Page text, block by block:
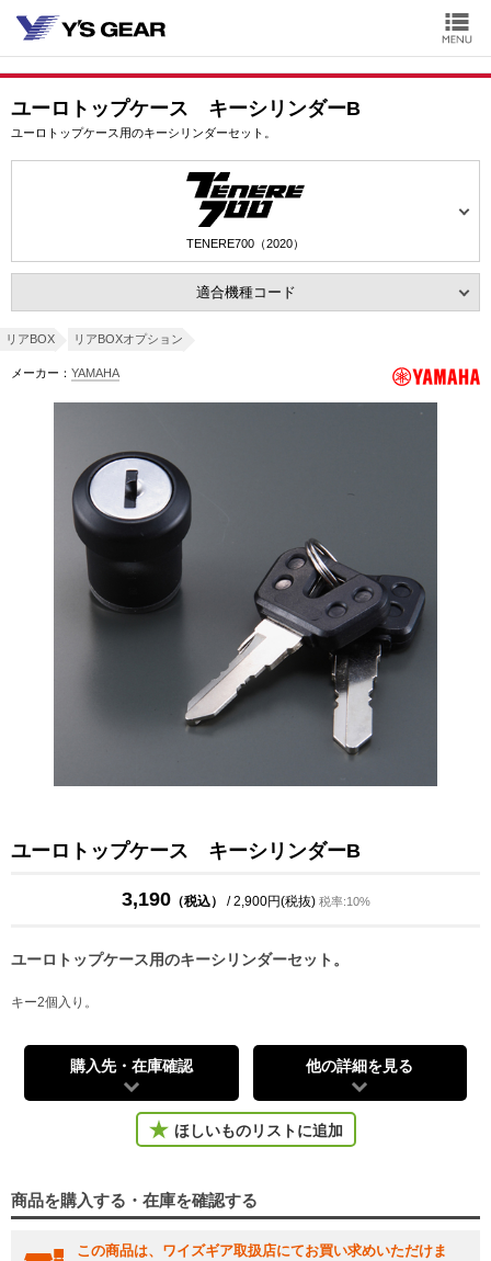
ユーロトップケース キーシリンダーB
ユーロトップケース用のキーシリンダーセット。
TENERE700（2020）
適合機種コード
リアBOX リアBOXオプション
メーカー： YAMAHA
ユーロトップケース キーシリンダーB
3,190（税込） / 2,900円(税抜) 税率:10%
ユーロトップケース用のキーシリンダーセット。
キー2個入り。
購入先・在庫確認 他の詳細を見る
ほしいものリストに追加
商品を購入する・在庫を確認する
この商品は、ワイズギア取扱店にてお買い求めいただけま